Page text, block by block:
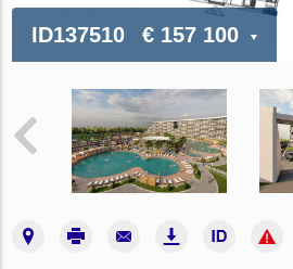
ID137510 € 157 100